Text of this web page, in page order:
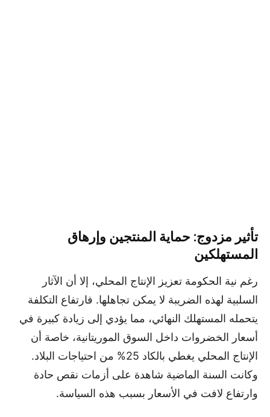
تأثير مزدوج: حماية المنتجين وإرهاق
المستهلكين
رغم نية الحكومة تعزيز الإنتاج المحلي، إلا أن الآثار
السلبية لهذه الضريبة لا يمكن تجاهلها. فارتفاع التكلفة
يتحمله المستهلك النهائي، مما يؤدي إلى زيادة كبيرة في
أسعار الخضروات داخل السوق الموريتانية، خاصة أن
الإنتاج المحلي يغطي بالكاد 25% من احتياجات البلاد.
وكانت السنة الماضية شاهدة على أزمات نقص حادة
وارتفاع لافت في الأسعار بسبب هذه السياسة.